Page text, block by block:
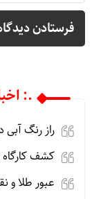
.:
راز رنگ
کشف کارگاه
عبور طلا و